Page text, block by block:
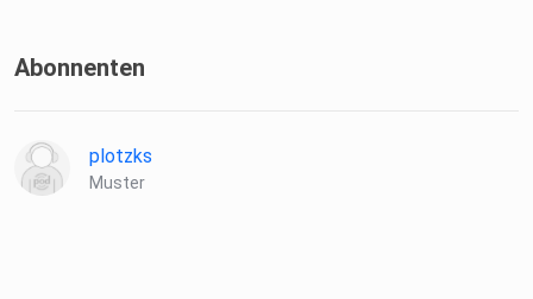
Abonnenten
plotzks
Muster